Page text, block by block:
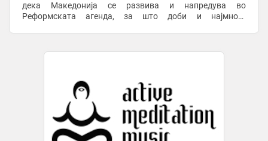
дека Македонија се развива и напредува во
Реформската агенда, за што доби и најмногу